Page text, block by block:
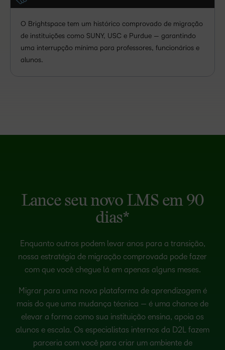
O Brightspace tem um histórico comprovado de migração
de instituições como SUNY, USC e Purdue — garantindo
uma interrupção mínima para professores, funcionários e
alunos.
Lance seu novo LMS em 90
dias*
Enquanto outros podem levar anos para a transição,
nossa estratégia de migração comprovada pode fazer
com que você chegue lá em apenas alguns meses.
Migrar para uma nova plataforma de aprendizagem é
mais do que uma mudança técnica — é uma chance de
elevar a forma como sua instituição ensina, apoia os
alunos e escala. Os especialistas internos da D2L fazem
parceria com você para criar um ambiente de